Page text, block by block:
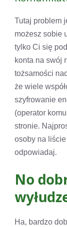
Tutaj problem
możesz sobie
tylko Ci się
konta na swój
tożsamości
że wiele
szyfrowanie
(operator
stronie.
osoby na
odpowiadaj.
No
Ha, bardzo